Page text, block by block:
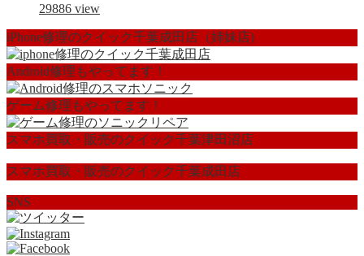
29886 view
iPhone修理のクイック千葉成田店（姉妹店)
Android修理もやってます！
ゲーム修理もやってます！
スマホ買取・販売のクイック千葉津田沼店
スマホ買取・販売のクイック千葉成田店
SNS